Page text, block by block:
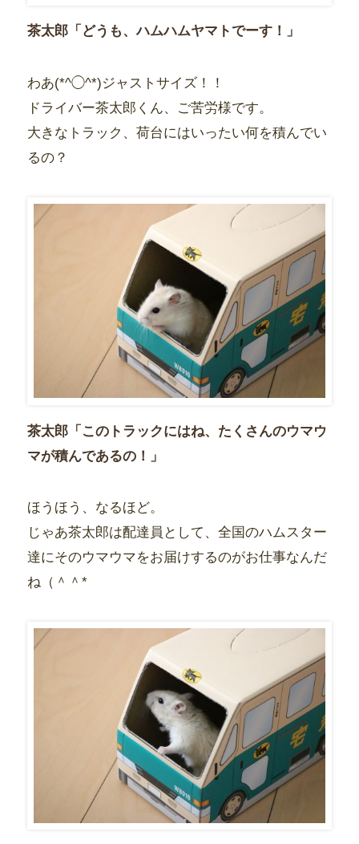
茶太郎「どうも、ハムハムヤマトでーす！」
わあ(*^◯^*)ジャストサイズ！！
ドライバー茶太郎くん、ご苦労様です。
大きなトラック、荷台にはいったい何を積んでい
るの？
茶太郎「このトラックにはね、たくさんのウマウ
マが積んであるの！」
ほうほう、なるほど。
じゃあ茶太郎は配達員として、全国のハムスター
達にそのウマウマをお届けするのがお仕事なんだ
ね（＾＾*